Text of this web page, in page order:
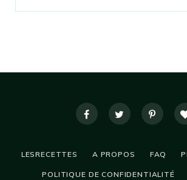
LESRECETTES A PROPOS FAQ
POLITIQUE DE CONFIDENTIALITÉ